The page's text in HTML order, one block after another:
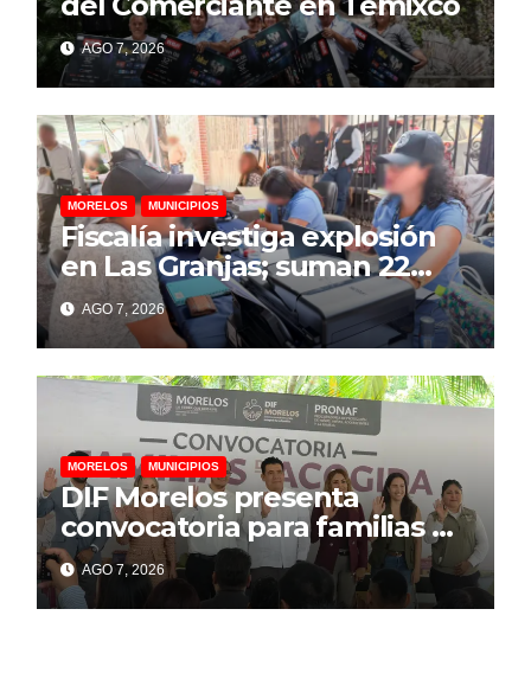
AGO 7, 2026
MORELOS MUNICIPIOS
Fiscalía investiga explosión
en Las Granjas; suman 22
personas lesionadas y 12
denuncias por daños
AGO 7, 2026
MORELOS MUNICIPIOS
DIF Morelos presenta
convocatoria para familias de
acogida
AGO 7, 2026